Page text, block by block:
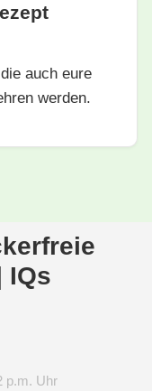
auch eure
werden.
IQs
p.m. Uhr